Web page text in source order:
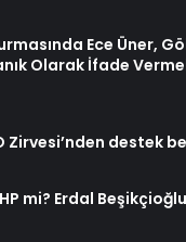
Ece Üner,
Olarak İfade
Zirvesi’nden destek
mi? Erdal